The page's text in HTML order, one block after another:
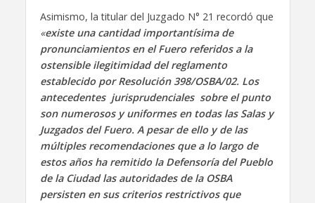
Asimismo, la titular del Juzgado N° 21 recordó que
«existe una cantidad importantísima de
pronunciamientos en el Fuero referidos a la
ostensible ilegitimidad del reglamento
establecido por Resolución 398/OSBA/02. Los
antecedentes jurisprudenciales sobre el punto
son numerosos y uniformes en todas las Salas y
Juzgados del Fuero. A pesar de ello y de las
múltiples recomendaciones que a lo largo de
estos años ha remitido la Defensoría del Pueblo
de la Ciudad las autoridades de la OSBA
persisten en sus criterios restrictivos que